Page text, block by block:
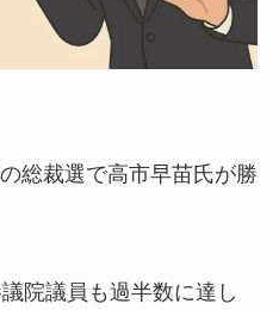
総裁選で高市早苗氏が勝
院議員も過半数に達し